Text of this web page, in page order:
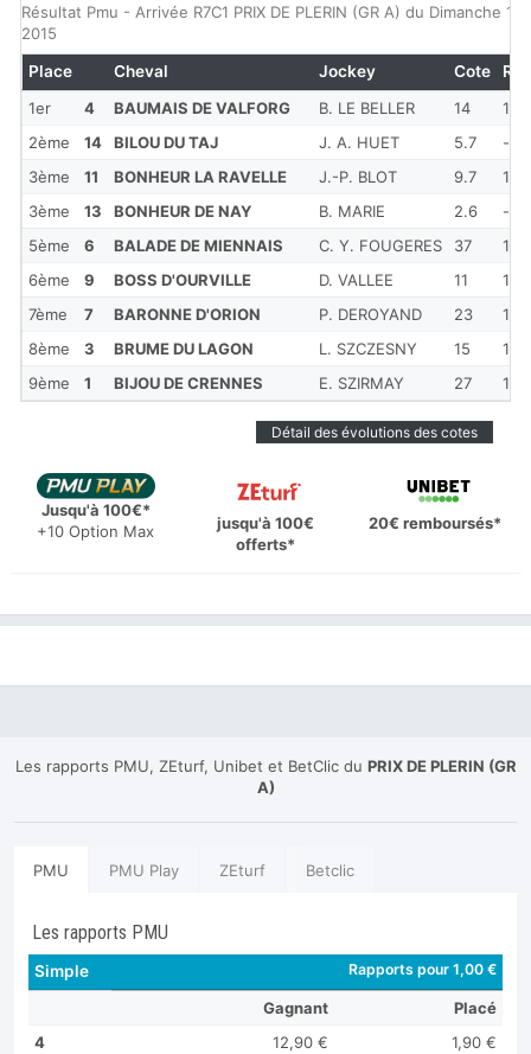
Résultat Pmu - Arrivée R7C1 PRIX DE PLERIN (GR A) du Dimanche 1
2015
1er 4 BAUMAIS DE VALFORG B. LE BELLER 14
2ème
14 BILOU DU TAJ J. A. HUET 5.7
-
3ème
11 BONHEUR LA RAVELLE J.-P. BLOT 9.7
3ème
13 BONHEUR DE NAY B. MARIE 2.6
-
5ème
6 BALADE DE MIENNAIS C. Y. FOUGERES 37
6ème
9 BOSS D'OURVILLE D. VALLEE 11
7ème
7 BARONNE D'ORION P. DEROYAND 23
8ème
3 BRUME DU LAGON L. SZCZESNY 15
9ème
1 BIJOU DE CRENNES E. SZIRMAY 27
Place Cheval Jockey Cote
Détail des évolutions des cotes
Jusqu'à 100€*
+10 Option Max
jusqu'à 100€
offerts*
20€ remboursés*
Les rapports PMU, ZEturf, Unibet et BetClic du PRIX DE PLERIN (GR
A)
PMU PMU Play ZEturf Betclic
Les rapports PMU
Simple Rapports pour 1,00 €
Gagnant
Placé
4
12,90 €
1,90 €